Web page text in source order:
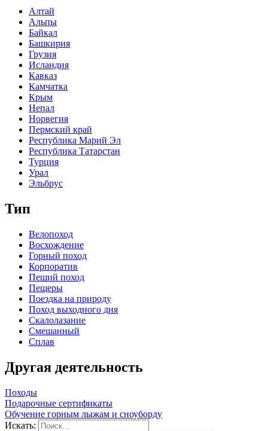
Алтай
Альпы
Байкал
Башкирия
Грузия
Исландия
Кавказ
Камчатка
Крым
Непал
Норвегия
Пермский край
Республика Марий Эл
Республика Татарстан
Турция
Урал
Эльбрус
Тип
Велопоход
Восхождение
Горный поход
Корпоратив
Пеший поход
Пещеры
Поездка на природу
Поход выходного дня
Скалолазание
Смешанный
Сплав
Другая деятельность
Походы
Подарочные сертификаты
Обучение горным лыжам и сноуборду
Искать: